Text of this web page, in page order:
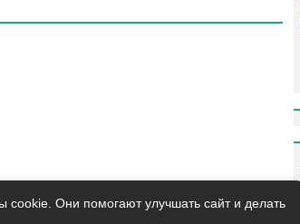
Они помогают улучшать сайт и делать